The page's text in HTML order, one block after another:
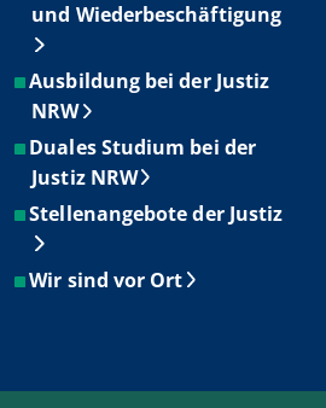
und Wiederbeschäftigung
Ausbildung bei der Justiz
NRW
Duales Studium bei der
Justiz NRW
Stellenangebote der Justiz
Wir sind vor Ort